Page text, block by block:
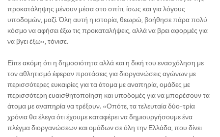
προκατάληψης μένουν μέσα στο σπίτι, ίσως και για λόγους
υποδομών, μαζί. Όλη αυτή η ιστορία, θεωρώ, βοήθησε πάρα πολύ
κόσμο να αφήσει έξω τις προκαταλήψεις, αλλά να βρει αφορμές για
να βγει έξω», τόνισε.
Είπε ακόμη ότι η δημοσιότητα αλλά και η δική του ενασχόληση με
τον αθλητισμό έφεραν προτάσεις για διοργανώσεις αγώνων με
περισσότερες ευκαιρίες για τα άτομα με αναπηρία, ομάδες με
περισσότερη ευαισθητοποίηση και υποδομές για να μπορέσουν τα
άτομα με αναπηρία να τρέξουν. «Οπότε, τα τελευταία δύο-τρία
χρόνια θα έλεγα ότι έχουμε καταφέρει να δημιουργήσουμε ένα
πλέγμα διοργανώσεων και ομάδων σε όλη την Ελλάδα, που δίνει